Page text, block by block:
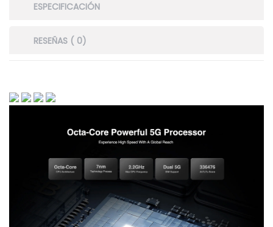
ESPECIFICACIÓN
RESEÑAS ( 0)